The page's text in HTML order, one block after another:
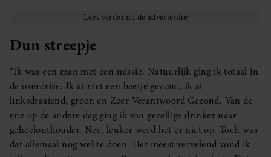
Dun streepje
“Ik was een man met een missie. Natuurlijk ging ik totaal in
de overdrive. Ik at niet een beetje gezond, ik at
linksdraaiend, groen en Zeer Verantwoord Gezond. Van de
ene op de andere dag ging ik van gezellige drinker naar
geheelonthouder. Nee, leuker werd het er niet op. Toch was
dat allemaal nog wel te doen. Het meest vervelend vond ik